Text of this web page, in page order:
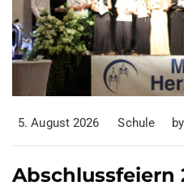
5. August 2026 Schule by
Abschlussfeiern